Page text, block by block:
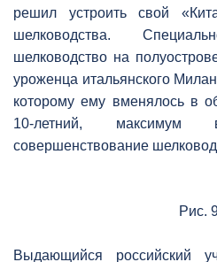
решил устроить свой
шелководства.
шелководство на
уроженца итальянского
которому ему вменялось в
10-летний,
совершенствование
Рис.
Выдающийся российский